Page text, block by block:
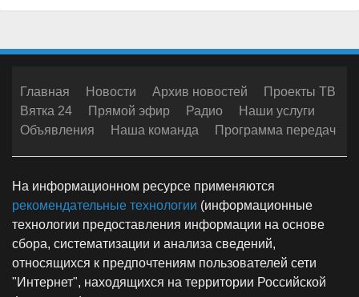
Главная Новости Архив новостей
Проекты ТВ
Вятка 24
Прямой эфир Радио
Наши услуги
Объявления
Наша команда Программа передач
На информационном ресурсе применяются
рекомендательные технологии (информационные
технологии предоставления информации на основе
сбора, систематизации и анализа сведений,
относящихся к предпочтениям пользователей сети
"Интернет", находящихся на территории Российской